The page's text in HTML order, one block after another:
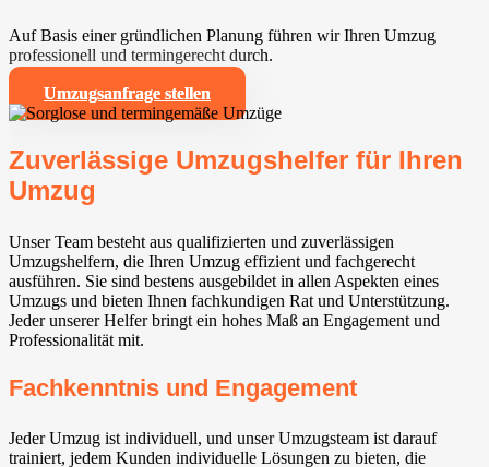
Auf Basis einer gründlichen Planung führen wir Ihren Umzug
professionell und termingerecht durch.
Umzugsanfrage stellen
Zuverlässige Umzugshelfer für Ihren
Umzug
Unser Team besteht aus qualifizierten und zuverlässigen
Umzugshelfern, die Ihren Umzug effizient und fachgerecht
ausführen. Sie sind bestens ausgebildet in allen Aspekten eines
Umzugs und bieten Ihnen fachkundigen Rat und Unterstützung.
Jeder unserer Helfer bringt ein hohes Maß an Engagement und
Professionalität mit.
Fachkenntnis und Engagement
Jeder Umzug ist individuell, und unser Umzugsteam ist darauf
trainiert, jedem Kunden individuelle Lösungen zu bieten, die